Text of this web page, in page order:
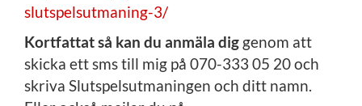
slutspelsutmaning-3/
Kortfattat så kan du anmäla dig genom att
skicka ett sms till mig på 070-333 05 20 och
skriva Slutspelsutmaningen och ditt namn.